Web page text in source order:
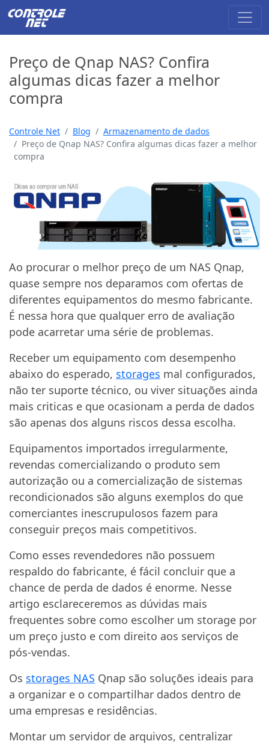
Preço de Qnap NAS? Confira
algumas dicas fazer a melhor
compra
Controle Net Blog
Armazenamento de dados
Preço de Qnap NAS? Confira algumas dicas fazer a melhor
compra
Ao procurar o melhor preço de um NAS Qnap,
quase sempre nos deparamos com ofertas de
diferentes equipamentos do mesmo fabricante.
É nessa hora que qualquer erro de avaliação
pode acarretar uma série de problemas.
Receber um equipamento com desempenho
abaixo do esperado, storages mal configurados,
não ter suporte técnico, ou viver situações ainda
mais criticas e que ocasionam a perda de dados
são apenas dos alguns riscos dessa escolha.
Equipamentos importados irregularmente,
revendas comercializando o produto sem
autorização ou a comercialização de sistemas
recondicionados são alguns exemplos do que
comerciantes inescrupulosos fazem para
conseguir preços mais competitivos.
Como esses revendedores não possuem
respaldo do fabricante, é fácil concluir que a
chance de perda de dados é enorme. Nesse
artigo esclareceremos as dúvidas mais
frequentes sobre como escolher um storage por
um preço justo e com direito aos serviços de
pós-vendas.
Os storages NAS Qnap são soluções ideais para
a organizar e o compartilhar dados dentro de
uma empresas e residências.
Montar um servidor de arquivos, centralizar